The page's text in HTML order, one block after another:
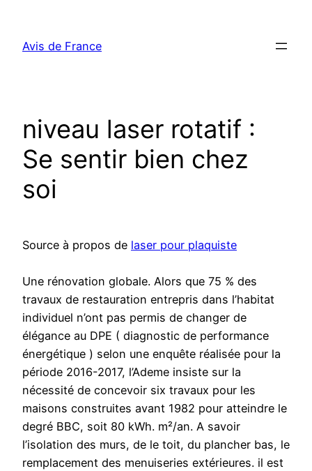
contenu
Avis de France
niveau laser rotatif :
Se sentir bien chez
soi
Source à propos de laser pour plaquiste
Une rénovation globale. Alors que 75 % des
travaux de restauration entrepris dans l’habitat
individuel n’ont pas permis de changer de
élégance au DPE ( diagnostic de performance
énergétique ) selon une enquête réalisée pour la
période 2016-2017, l’Ademe insiste sur la
nécessité de concevoir six travaux pour les
maisons construites avant 1982 pour atteindre le
degré BBC, soit 80 kWh. m²/an. A savoir
l’isolation des murs, de le toit, du plancher bas, le
remplacement des menuiseries extérieures. il est